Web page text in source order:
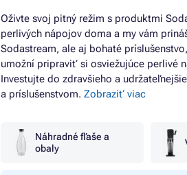
Oživte svoj pitný režim s produktmi
perlivých nápojov doma a my vám
Sodastream, ale aj bohaté
umožní pripraviť si osviežujúce perlivé
Investujte do zdravšieho a
a príslušenstvom. Zobraziť viac
Náhradné fľaše a
obaly